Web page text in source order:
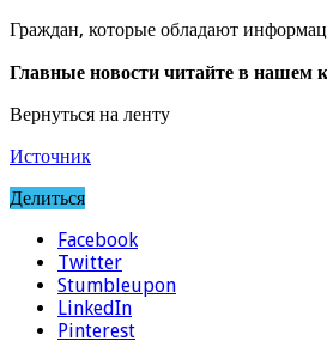
Граждан, которые обладают
Главные новости читайте в нашем
Вернуться на ленту
Источник
Делиться
Facebook
Twitter
Stumbleupon
LinkedIn
Pinterest